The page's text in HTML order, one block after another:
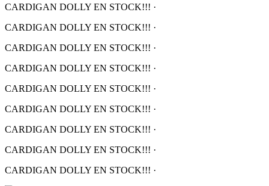
CARDIGAN DOLLY EN STOCK!!! ·
CARDIGAN DOLLY EN STOCK!!! ·
CARDIGAN DOLLY EN STOCK!!! ·
CARDIGAN DOLLY EN STOCK!!! ·
CARDIGAN DOLLY EN STOCK!!! ·
CARDIGAN DOLLY EN STOCK!!! ·
CARDIGAN DOLLY EN STOCK!!! ·
CARDIGAN DOLLY EN STOCK!!! ·
CARDIGAN DOLLY EN STOCK!!! ·